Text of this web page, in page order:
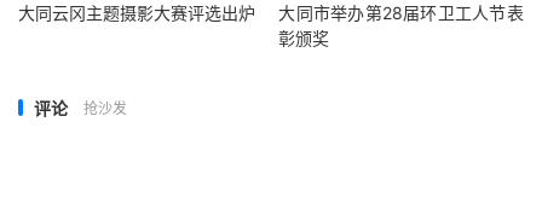
大同云冈主题摄影大赛评选出炉
大同市举办第28届环卫工人节表
彰颁奖
评论 抢沙发